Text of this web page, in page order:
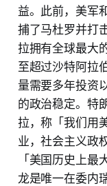
益。此前，美军
捕了马杜罗并打
拉拥有全球最大
至超过沙特阿拉
量需要多年投资
的政治稳定。特
拉，称「我们用
业，社会主义政
「美国历史上
龙是唯一在委内